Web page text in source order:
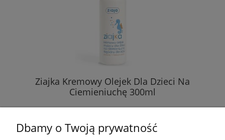
Ziajka Kremowy Olejek Dla Dzieci Na
Ciemieniuchę 300ml
11,89 zł
( 1 l = 39,63 zł )
Dbamy o Twoją prywatność